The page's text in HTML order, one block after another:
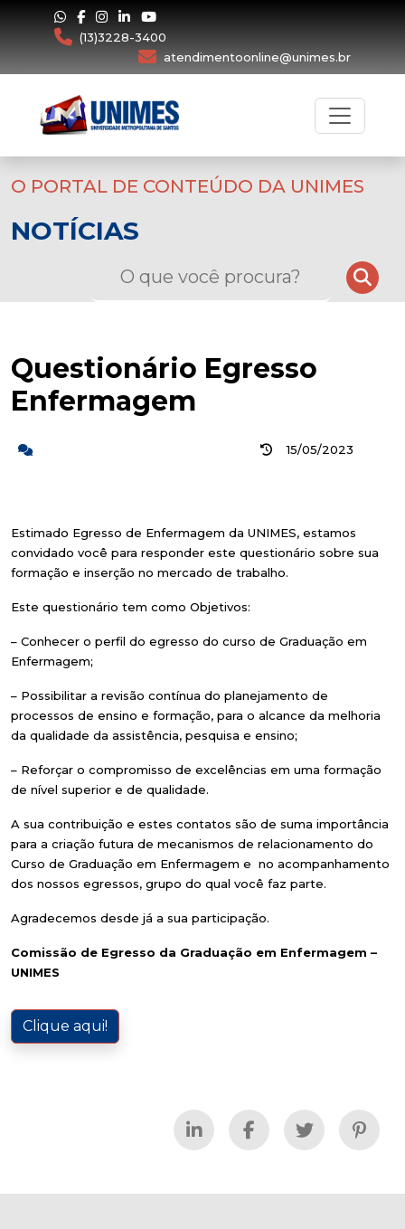
(13)3228-3400
atendimentoonline@unimes.br
O PORTAL DE CONTEÚDO DA UNIMES
NOTÍCIAS
Questionário Egresso
Enfermagem
15/05/2023
Estimado Egresso de Enfermagem da UNIMES, estamos
convidado você para responder este questionário sobre sua
formação e inserção no mercado de trabalho.
Este questionário tem como Objetivos:
– Conhecer o perfil do egresso do curso de Graduação em
Enfermagem;
– Possibilitar a revisão contínua do planejamento de
processos de ensino e formação, para o alcance da melhoria
da qualidade da assistência, pesquisa e ensino;
– Reforçar o compromisso de excelências em uma formação
de nível superior e de qualidade.
A sua contribuição e estes contatos são de suma importância
para a criação futura de mecanismos de relacionamento do
Curso de Graduação em Enfermagem e no acompanhamento
dos nossos egressos, grupo do qual você faz parte.
Agradecemos desde já a sua participação.
Comissão de Egresso da Graduação em Enfermagem –
UNIMES
Clique aqui!